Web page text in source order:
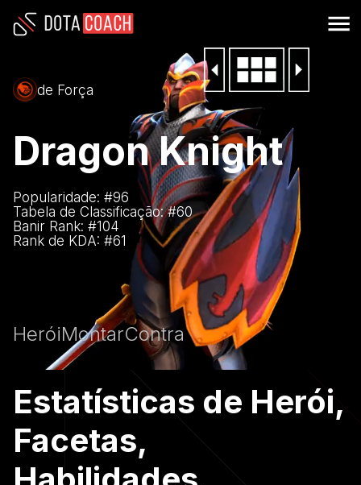
de Força
Dragon Knight
Popularidade: #96
Tabela de Classificação: #60
Banir Rank: #104
Rank de KDA: #61
HeróiMontarContra
Estatísticas de Herói,
Facetas,